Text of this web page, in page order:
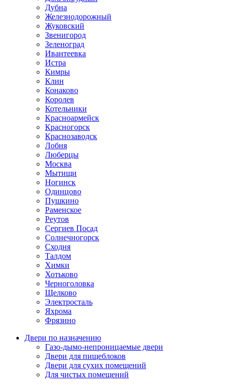
Дубна
Железнодорожный
Жуковский
Звенигород
Зеленоград
Ивантеевка
Истра
Кимры
Клин
Конаково
Королев
Котельники
Красноармейск
Красногорск
Краснозаводск
Лобня
Люберцы
Москва
Мытищи
Ногинск
Одинцово
Пушкино
Раменское
Реутов
Сергиев Посад
Солнечногорск
Сходня
Талдом
Химки
Хотьково
Черноголовка
Щелково
Электросталь
Яхрома
Фрязино
Двери по назначению
Газо-дымо-непроницаемые двери
Двери для пищеблоков
Двери для сухих помещений
Для чистых помещений